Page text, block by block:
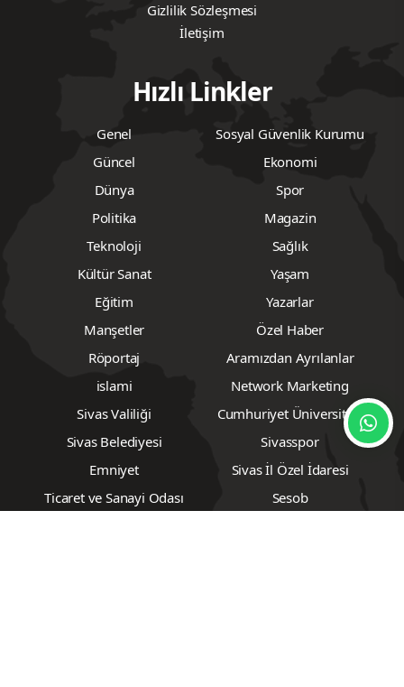
Gizlilik Sözleşmesi
İletişim
Hızlı Linkler
Genel
Sosyal Güvenlik Kurumu
Güncel
Ekonomi
Dünya
Spor
Politika
Magazin
Teknoloji
Sağlık
Kültür Sanat
Yaşam
Eğitim
Yazarlar
Manşetler
Özel Haber
Röportaj
Aramızdan Ayrılanlar
islami
Network Marketing
Sivas Valiliği
Cumhuriyet Üniversitesi
Sivas Belediyesi
Sivasspor
Emniyet
Sivas İl Özel İdaresi
Ticaret ve Sanayi Odası
Sesob